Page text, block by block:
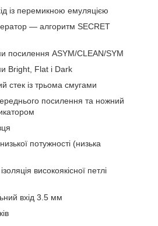
із перемикною емуляцією
— алгоритм SECRET
посилення ASYM/CLEAN/SYM
Bright, Flat і Dark
стек із трьома смугами
посилення та ножний
потужності (низька
високоякісної петлі
вхід 3.5 мм